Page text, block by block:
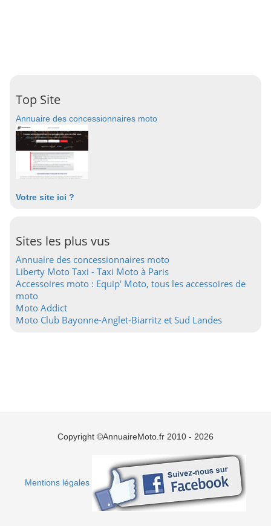
Top Site
Annuaire des concessionnaires moto
Votre site ici ?
Sites les plus vus
Annuaire des concessionnaires moto
Liberty Moto Taxi - Taxi Moto à Paris
Accessoires moto : Equip' Moto, tous les accessoires de
moto
Moto Addict
Moto Club Bayonne-Anglet-Biarritz et Sud Landes
Copyright ©AnnuaireMoto.fr 2010 - 2026
Mentions légales